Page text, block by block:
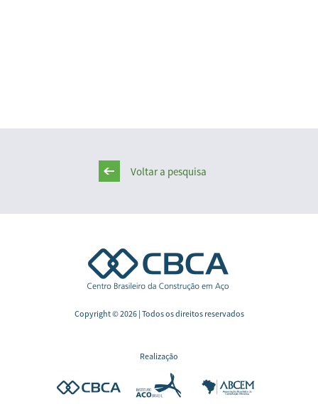
Voltar a pesquisa
Copyright © 2026 | Todos os direitos reservados
Realização